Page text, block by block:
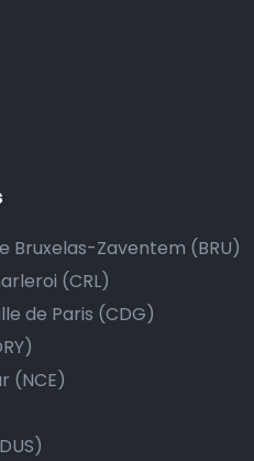
Zaventem (BRU)
(CRL)
de Paris (CDG)
(NCE)